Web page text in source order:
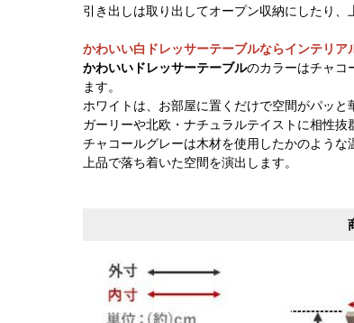
引き出しは取り出してオープン収納にしたり、
かわいい白ドレッサーテーブルならインテリア
かわいいドレッサーテーブルのカラーはチャコ
ます。
ホワイトは、お部屋に置くだけで空間がパッと
ガーリーや北欧・ナチュラルテイストに相性抜
チャコールグレーは木材を使用したかのような
上品で落ち着いた空間を演出します。